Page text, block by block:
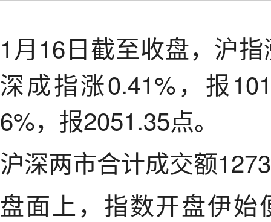
1月16日截至收盘，沪
深成指涨0.41%，报
6%，报2051.35点。
沪深两市合计成交额
盘面上，指数开盘伊